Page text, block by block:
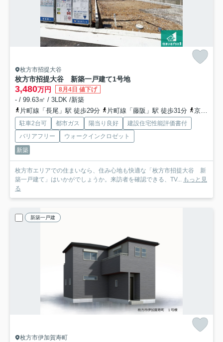
枚方市招提大谷
枚方市招提大谷 新築一戸建て1号地
3,480万円 8月4日 値下げ
- / 99.63㎡ / 3LDK /新築
片町線「長尾」駅 徒歩29分
片町線「藤阪」駅 徒歩31分 京阪本線「牧野」駅 徒歩47分
駐車2台可 都市ガス 陽当り良好
建設住宅性能評価書付
バリアフリー
ウォークインクロゼット
新築
枚方市エリアでの住まいなら、住み心地も快適な「枚方市招提大谷 新
築一戸建て」はいかがでしょうか。来訪者を確認できる、TV...
もっと見
る
新築一戸建
枚方市伊加賀寿町